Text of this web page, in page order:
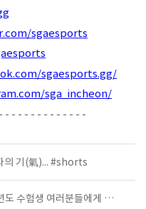
sgaesports
sgaesports.gg/
sga_incheon/
- - - - - - - - - - - - -
의 기(氣)... #shorts
[SGA인천] 2022학년도 수험생 여러분들에게 전하는 응원의 메시지! #shorts